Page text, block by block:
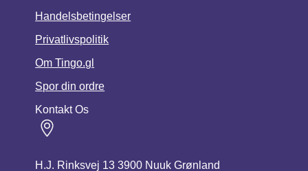
Handelsbetingelser
Privatlivspolitik
Om Tingo.gl
Spor din ordre
Kontakt Os
H.J. Rinksvej 13 3900 Nuuk Grønland